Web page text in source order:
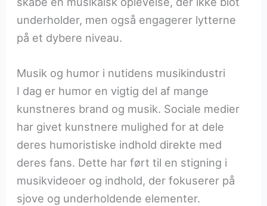
underholder, men også engagerer lytterne
på et dybere niveau.
Musik og humor i nutidens musikindustri
I dag er humor en vigtig del af mange
kunstneres brand og musik. Sociale medier
har givet kunstnere mulighed for at dele
deres humoristiske indhold direkte med
deres fans. Dette har ført til en stigning i
musikvideoer og indhold, der fokuserer på
sjove og underholdende elementer.